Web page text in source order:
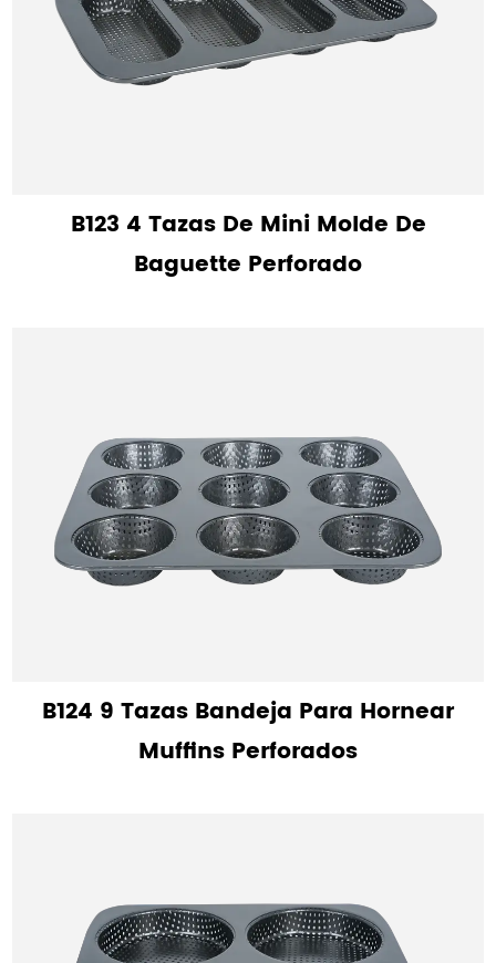
B123 4 Tazas De Mini Molde De
Baguette Perforado
B124 9 Tazas Bandeja Para Hornear
Muffins Perforados